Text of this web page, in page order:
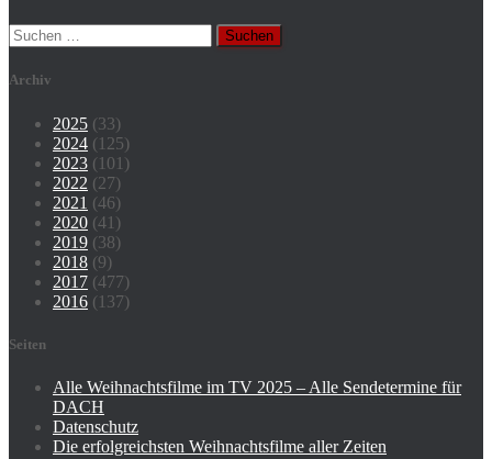
Suchen
nach:
Archiv
2025 (33)
2024 (125)
2023 (101)
2022 (27)
2021 (46)
2020 (41)
2019 (38)
2018 (9)
2017 (477)
2016 (137)
Seiten
Alle Weihnachtsfilme im TV 2025 – Alle Sendetermine für
DACH
Datenschutz
Die erfolgreichsten Weihnachtsfilme aller Zeiten